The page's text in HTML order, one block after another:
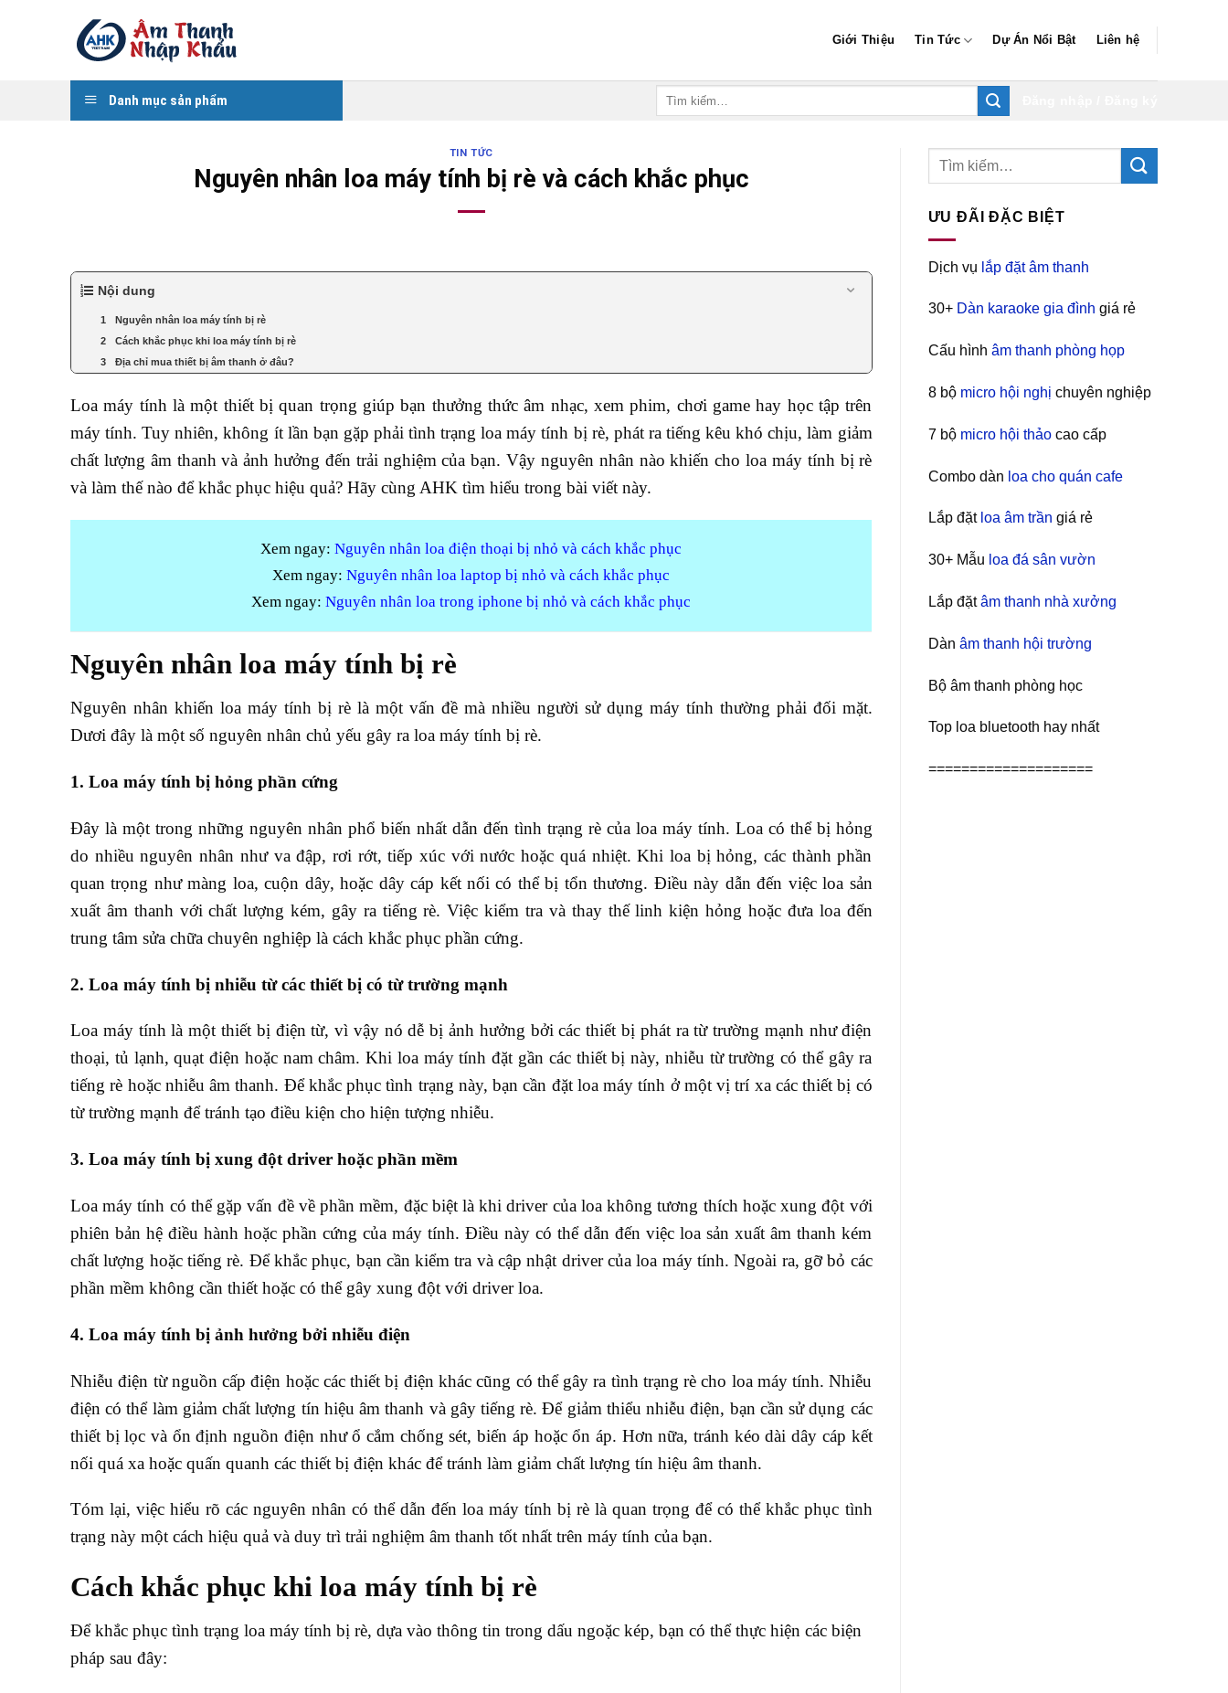
Giới Thiệu Tin Tức Dự Án Nổi Bật Liên hệ
Danh mục sản phẩm
TIN TỨC
Nguyên nhân loa máy tính bị rè và cách khắc phục
Nội dung
Nguyên nhân loa máy tính bị rè
Cách khắc phục khi loa máy tính bị rè
Địa chỉ mua thiết bị âm thanh ở đâu?
Loa máy tính là một thiết bị quan trọng giúp bạn thưởng thức âm nhạc, xem phim, chơi game hay học tập trên
máy tính. Tuy nhiên, không ít lần bạn gặp phải tình trạng loa máy tính bị rè, phát ra tiếng kêu khó chịu, làm giảm
chất lượng âm thanh và ảnh hưởng đến trải nghiệm của bạn. Vậy nguyên nhân nào khiến cho loa máy tính bị rè
và làm thế nào để khắc phục hiệu quả? Hãy cùng AHK tìm hiểu trong bài viết này.
Xem ngay: Nguyên nhân loa điện thoại bị nhỏ và cách khắc phục
Xem ngay: Nguyên nhân loa laptop bị nhỏ và cách khắc phục
Xem ngay: Nguyên nhân loa trong iphone bị nhỏ và cách khắc phục
Nguyên nhân loa máy tính bị rè
Nguyên nhân khiến loa máy tính bị rè là một vấn đề mà nhiều người sử dụng máy tính thường phải đối mặt.
Dươi đây là một số nguyên nhân chủ yếu gây ra loa máy tính bị rè.
1. Loa máy tính bị hỏng phần cứng
Đây là một trong những nguyên nhân phổ biến nhất dẫn đến tình trạng rè của loa máy tính. Loa có thể bị hỏng
do nhiều nguyên nhân như va đập, rơi rớt, tiếp xúc với nước hoặc quá nhiệt. Khi loa bị hỏng, các thành phần
quan trọng như màng loa, cuộn dây, hoặc dây cáp kết nối có thể bị tổn thương. Điều này dẫn đến việc loa sản
xuất âm thanh với chất lượng kém, gây ra tiếng rè. Việc kiểm tra và thay thế linh kiện hỏng hoặc đưa loa đến
trung tâm sửa chữa chuyên nghiệp là cách khắc phục phần cứng.
2. Loa máy tính bị nhiễu từ các thiết bị có từ trường mạnh
Loa máy tính là một thiết bị điện từ, vì vậy nó dễ bị ảnh hưởng bởi các thiết bị phát ra từ trường mạnh như điện
thoại, tủ lạnh, quạt điện hoặc nam châm. Khi loa máy tính đặt gần các thiết bị này, nhiễu từ trường có thể gây ra
tiếng rè hoặc nhiễu âm thanh. Để khắc phục tình trạng này, bạn cần đặt loa máy tính ở một vị trí xa các thiết bị có
từ trường mạnh để tránh tạo điều kiện cho hiện tượng nhiễu.
3. Loa máy tính bị xung đột driver hoặc phần mềm
Loa máy tính có thể gặp vấn đề về phần mềm, đặc biệt là khi driver của loa không tương thích hoặc xung đột với
phiên bản hệ điều hành hoặc phần cứng của máy tính. Điều này có thể dẫn đến việc loa sản xuất âm thanh kém
chất lượng hoặc tiếng rè. Để khắc phục, bạn cần kiểm tra và cập nhật driver của loa máy tính. Ngoài ra, gỡ bỏ các
phần mềm không cần thiết hoặc có thể gây xung đột với driver loa.
4. Loa máy tính bị ảnh hưởng bởi nhiễu điện
Nhiễu điện từ nguồn cấp điện hoặc các thiết bị điện khác cũng có thể gây ra tình trạng rè cho loa máy tính. Nhiễu
điện có thể làm giảm chất lượng tín hiệu âm thanh và gây tiếng rè. Để giảm thiểu nhiễu điện, bạn cần sử dụng các
thiết bị lọc và ổn định nguồn điện như ổ cắm chống sét, biến áp hoặc ổn áp. Hơn nữa, tránh kéo dài dây cáp kết
nối quá xa hoặc quấn quanh các thiết bị điện khác để tránh làm giảm chất lượng tín hiệu âm thanh.
Tóm lại, việc hiểu rõ các nguyên nhân có thể dẫn đến loa máy tính bị rè là quan trọng để có thể khắc phục tình
trạng này một cách hiệu quả và duy trì trải nghiệm âm thanh tốt nhất trên máy tính của bạn.
Cách khắc phục khi loa máy tính bị rè
Để khắc phục tình trạng loa máy tính bị rè, dựa vào thông tin trong dấu ngoặc kép, bạn có thể thực hiện các biện
pháp sau đây:
ƯU ĐÃI ĐẶC BIỆT
Dịch vụ lắp đặt âm thanh
30+ Dàn karaoke gia đình giá rẻ
Cấu hình âm thanh phòng họp
8 bộ micro hội nghị chuyên nghiệp
7 bộ micro hội thảocao cấp
Combo dàn loa cho quán cafe
Lắp đặt loa âm trần giá rẻ
30+ Mẫu loa đá sân vườn
Lắp đặtâm thanh nhà xưởng
Dàn âm thanh hội trường
Bộ âm thanh phòng học
Top loa bluetooth hay nhất
====================